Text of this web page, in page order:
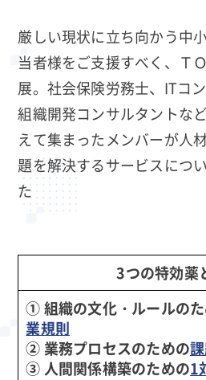
厳しい現状に立ち向かう中
当者様をご支援すべく、Ｔ
展。社会保険労務士、ITコ
組織開発コンサルタントな
えて集まったメンバーが人
題を解決するサービスにつ
た
3つの特効
① 組織の文化・ルールの
業規則
② 業務プロセスのための
③ 人間関係構築のための1